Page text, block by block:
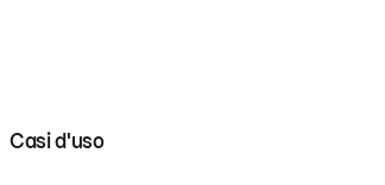
Casi d'uso